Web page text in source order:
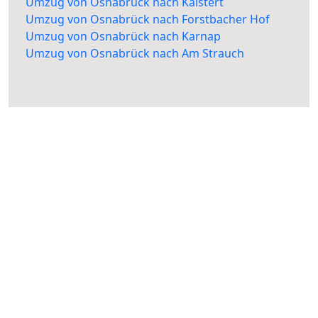
Umzug von Osnabrück nach Forstbacher Hof
Umzug von Osnabrück nach Karnap
Umzug von Osnabrück nach Am Strauch